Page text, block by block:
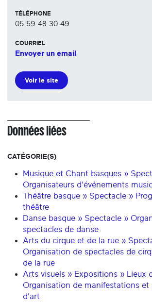
TÉLÉPHONE
05 59 48 30 49
COURRIEL
Envoyer un email
Voir le site
Données liées
CATÉGORIE(S)
Musique et Chant basques »
Organisateurs d'événements
Théâtre basque » Spectacle »
théâtre
Danse basque » Spectacle »
spectacles de danse
Arts du cirque et de la rue »
Organisation de spectacles de
de la rue
Arts visuels » Expositions » Lieux
Organisation de manifestations et
d'art